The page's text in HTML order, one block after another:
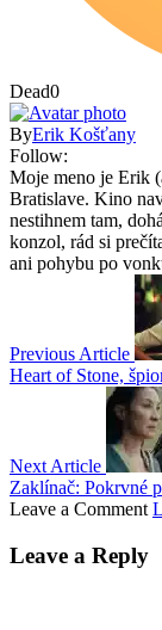
Dead0
ByErik Košťany
Follow:
Moje meno je Erik
Bratislave. Kino
nestihnem tam,
konzol, rád si
ani pohybu po
Previous Article
Heart of Stone,
Next Article
Zaklínač: Pokrvné
Leave a Comment
Leave a Reply